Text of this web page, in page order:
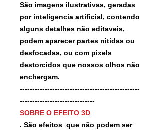
São imagens ilustrativas, geradas
por inteligencia artificial, contendo
alguns detalhes não editaveis,
podem aparecer partes nitidas ou
desfocadas, ou com pixels
destorcidos que nossos olhos não
enchergam.
------------------------------------------------
------------------------------
SOBRE O EFEITO 3D
. São efeitos que não podem ser